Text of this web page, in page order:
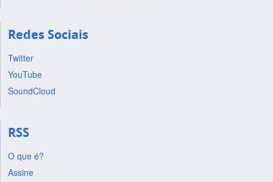
Redes Sociais
Twitter
YouTube
SoundCloud
RSS
O que é?
Assine